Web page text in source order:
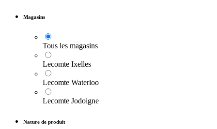
Magasins
Tous les magasins
Lecomte Ixelles
Lecomte Waterloo
Lecomte Jodoigne
Nature de produit